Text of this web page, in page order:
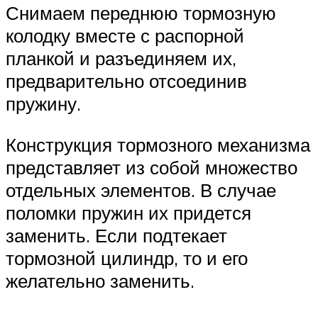
Снимаем переднюю тормозную
колодку вместе с распорной
планкой и разъединяем их,
предварительно отсоединив
пружину.
Конструкция тормозного механизма
представляет из собой множество
отдельных элементов. В случае
поломки пружин их придется
заменить. Если подтекает
тормозной цилиндр, то и его
желательно заменить.